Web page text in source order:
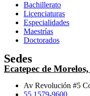
Bachillerato
Licenciaturas
Especialidades
Maestrías
Doctorados
Sedes
Ecatepec de
Av Revolución #5